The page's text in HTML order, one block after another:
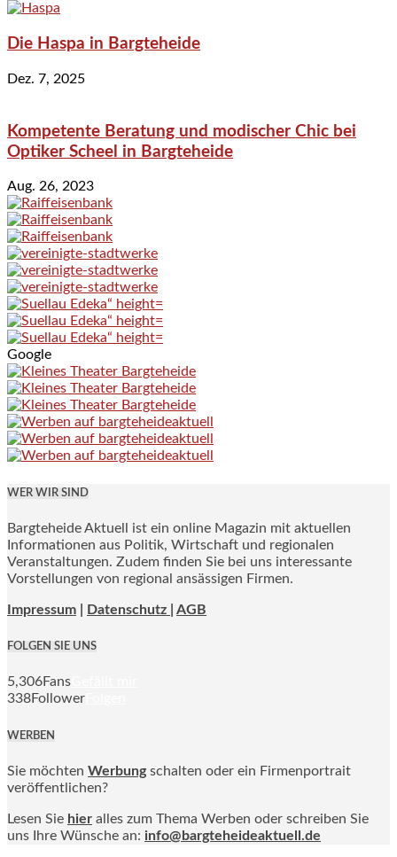
Die Haspa in Bargteheide
Dez. 7, 2025
Kompetente Beratung und modischer Chic bei
Optiker Scheel in Bargteheide
Aug. 26, 2023
Google
WER WIR SIND
Bargteheide Aktuell ist ein online Magazin mit aktuellen
Informationen aus Politik, Wirtschaft und regionalen
Veranstaltungen. Zudem finden Sie bei uns interessante
Vorstellungen von regional ansässigen Firmen.
Impressum Datenschutz | AGB
FOLGEN SIE UNS
5,306Fans
338Follower
WERBEN
Sie möchten Werbung schalten oder ein Firmenportrait
veröffentlichen?
Lesen Sie hier alles zum Thema Werben oder schreiben Sie
uns Ihre Wünsche an: info@bargteheideaktuell.de